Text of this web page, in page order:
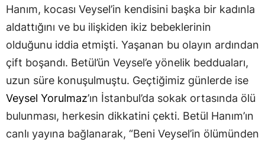
Hanım, kocası Veysel’in kendisini başka bir kadınla
aldattığını ve bu ilişkiden ikiz bebeklerinin
olduğunu iddia etmişti. Yaşanan bu olayın ardından
çift boşandı. Betül’ün Veysel’e yönelik bedduaları,
uzun süre konuşulmuştu. Geçtiğimiz günlerde ise
Veysel Yorulmaz’ın İstanbul’da sokak ortasında ölü
bulunması, herkesin dikkatini çekti. Betül Hanım’ın
canlı yayına bağlanarak, “Beni Veysel’in ölümünden